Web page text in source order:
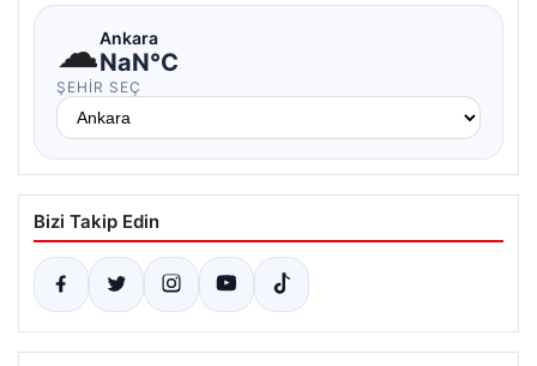
☁Ankara
NaN°C
ŞEHIR SEÇ
Bizi Takip Edin